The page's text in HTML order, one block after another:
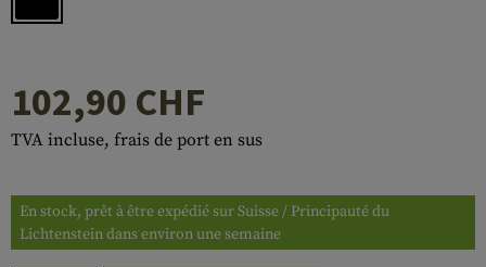
102,90 CHF
TVA incluse, frais de port en sus
En stock, prêt à être expédié sur Suisse / Principauté du
Lichtenstein dans environ une semaine